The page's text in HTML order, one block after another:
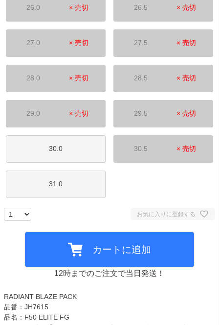
26.0 × 売切 26.5 × 売切
27.0 × 売切 27.5 × 売切
28.0 × 売切 28.5 × 売切
29.0 × 売切 29.5 × 売切
30.0 30.5 × 売切
31.0
お気に入りに登録する
カートに追加
12時までのご注文で当日発送！
RADIANT BLAZE PACK
品番：JH7615
品名：F50 ELITE FG